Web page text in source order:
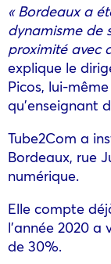
« Bordeaux a
dynamisme de
proximité avec
explique le
Picos, lui-
qu’enseignant
Tube2Com a
Bordeaux, rue
numérique.
Elle compte
l’année 2020
de 30%.